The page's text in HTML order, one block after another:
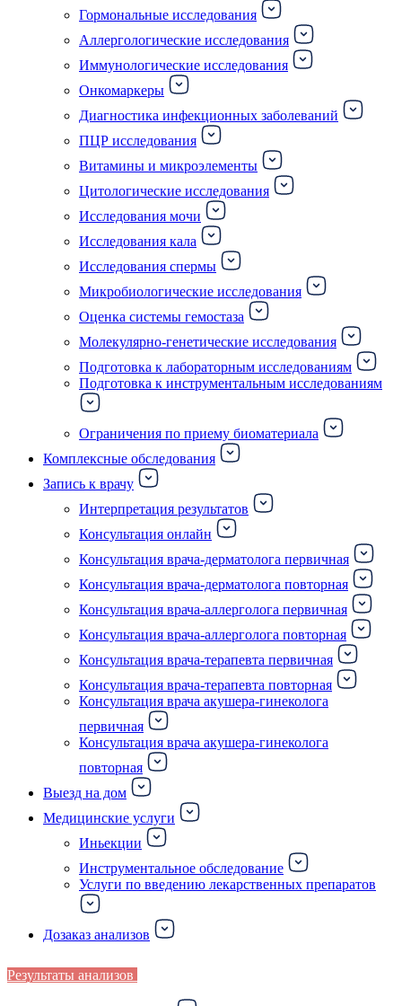
Гормональные исследования
Аллергологические исследования
Иммунологические исследования
Онкомаркеры
Диагностика инфекционных заболеваний
ПЦР исследования
Витамины и микроэлементы
Цитологические исследования
Исследования мочи
Исследования кала
Исследования спермы
Микробиологические исследования
Оценка системы гемостаза
Молекулярно-генетические исследования
Подготовка к лабораторным исследованиям
Подготовка к инструментальным исследованиям
Ограничения по приему биоматериала
Комплексные обследования
Запись к врачу
Интерпретация результатов
Консультация онлайн
Консультация врача-дерматолога первичная
Консультация врача-дерматолога повторная
Консультация врача-аллерголога первичная
Консультация врача-аллерголога повторная
Консультация врача-терапевта первичная
Консультация врача-терапевта повторная
Консультация врача акушера-гинеколога
первичная
Консультация врача акушера-гинеколога
повторная
Выезд на дом
Медицинские услуги
Иньекции
Инструментальное обследование
Услуги по введению лекарственных препаратов
Дозаказ анализов
Результаты анализов